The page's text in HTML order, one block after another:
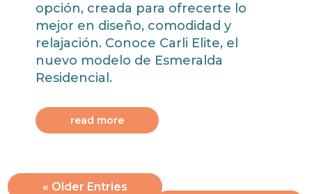
opción, creada para ofrecerte lo
mejor en diseño, comodidad y
relajación. Conoce Carli Elite, el
nuevo modelo de Esmeralda
Residencial.
read more
« Older Entries